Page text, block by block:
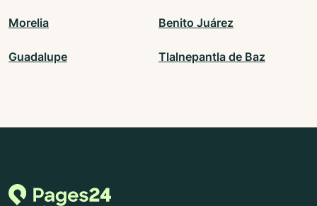
Morelia Benito Juárez
Guadalupe Tlalnepantla de Baz